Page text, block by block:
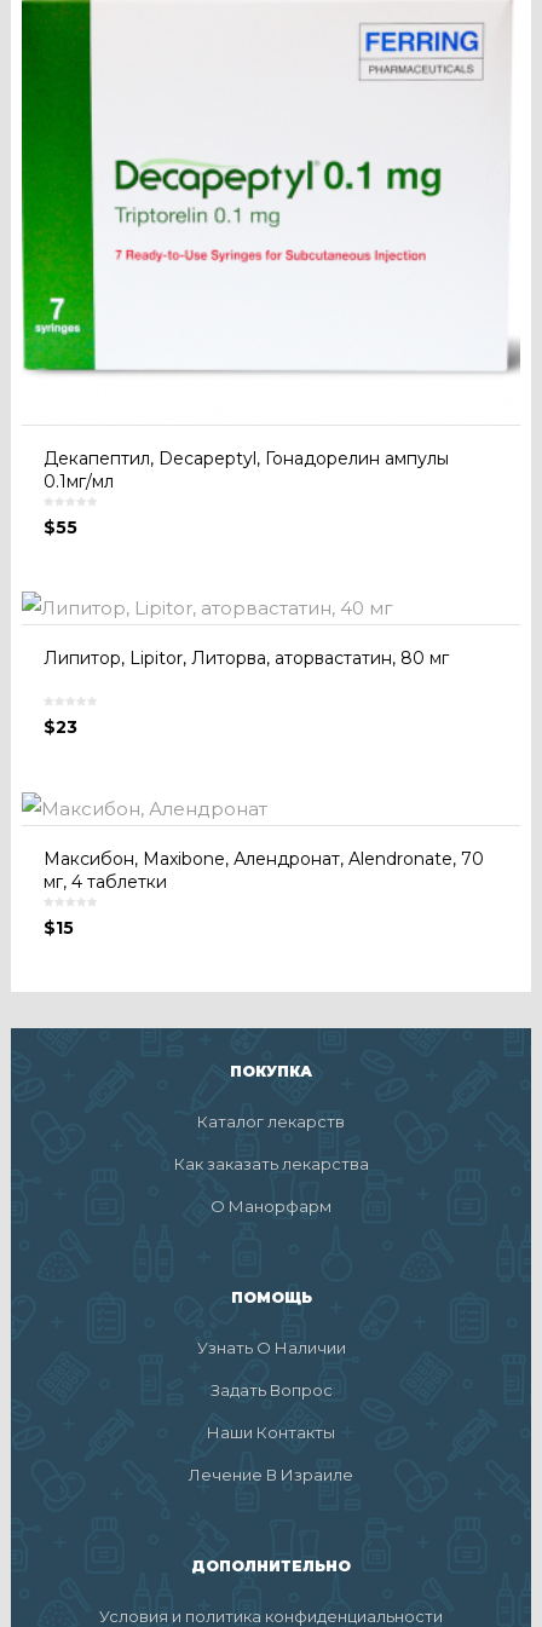
Декапептил, Decapeptyl, Гонадорелин ампулы
0.1мг/мл
$55
Липитор, Lipitor, Литорва, аторвастатин, 80 мг
$23
Максибон, Maxibone, Алендронат, Alendronate, 70
мг, 4 таблетки
$15
ПОКУПКА
Каталог лекарств
Как заказать лекарства
О Манорфарм
ПОМОЩЬ
Узнать О Наличии
Задать Вопрос
Наши Контакты
Лечение В Израиле
ДОПОЛНИТЕЛЬНО
Условия и политика конфиденциальности